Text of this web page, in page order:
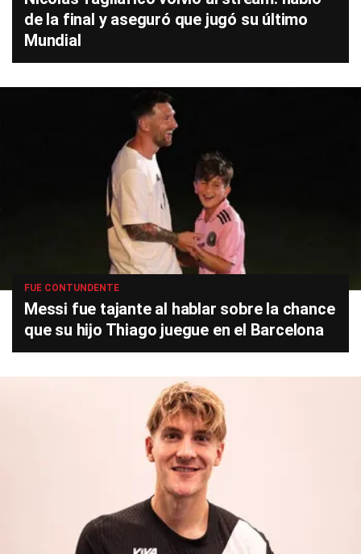
de la final y aseguró que jugó su último
Mundial
FUE CONTUNDENTE
Messi fue tajante al hablar sobre la chance
que su hijo Thiago juegue en el Barcelona